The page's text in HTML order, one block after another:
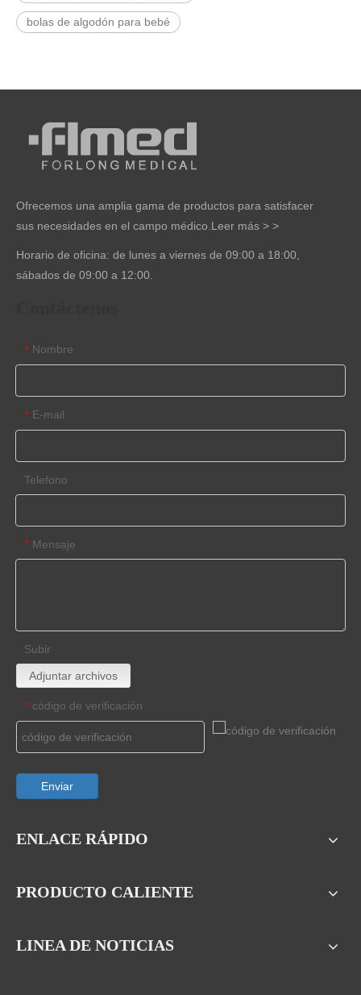
bolas de algodón para bebé
Ofrecemos una amplia gama de productos para satisfacer
sus necesidades en el campo médico. Leer más > >
Horario de oficina: de lunes a viernes de 09:00 a 18:00,
sábados de 09:00 a 12:00.
* Nombre
* E-mail
Telefono
* Mensaje
Subir
Adjuntar archivos
* código de verificación
Enviar
ENLACE RÁPIDO
PRODUCTO CALIENTE
LINEA DE NOTICIAS